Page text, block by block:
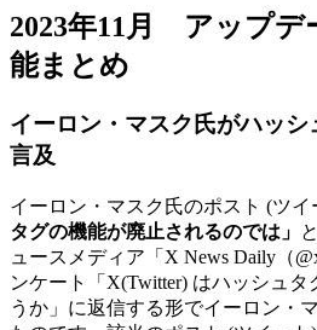
2023年11月 アップデ
能まとめ
イーロン・マスク氏がハッ
言及
イーロン・マスク氏のポスト (ツイ
タグの機能が廃止されるのでは」
ュースメディア「X News Daily（
ンケート「X(Twitter) はハッシュタ
うか」に返信する形でイーロン・